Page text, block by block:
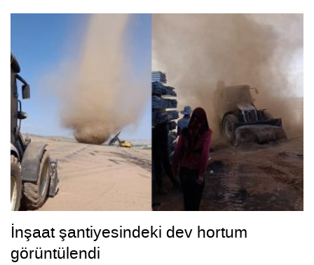
İnşaat şantiyesindeki dev hortum
görüntülendi